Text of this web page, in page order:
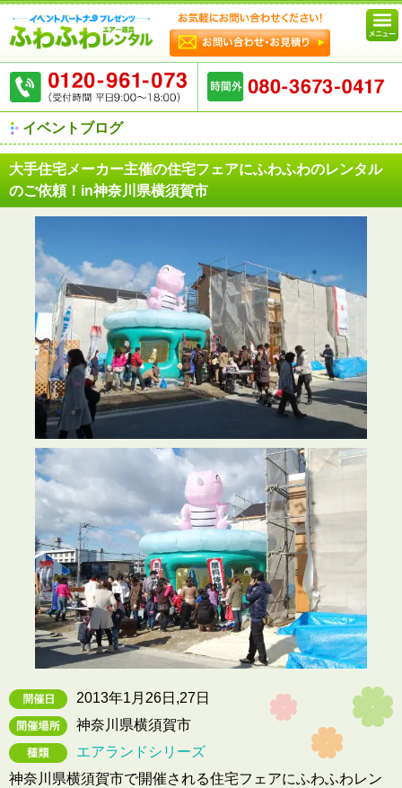
イベントブログ
大手住宅メーカー主催の住宅フェアにふわふわのレンタル
のご依頼！in神奈川県横須賀市
2013年1月26日,27日
神奈川県横須賀市
エアランドシリーズ
神奈川県横須賀市で開催される住宅フェアにふわふわレン